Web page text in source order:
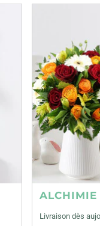
ALCHIMIE
Livraison dès